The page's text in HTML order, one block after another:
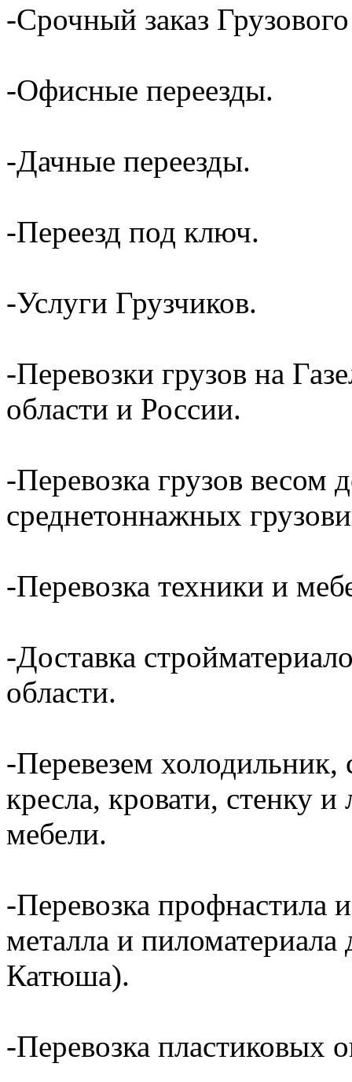
-Срочный заказ
-Офисные переезды.
-Дачные переезды.
-Переезд под ключ.
-Услуги Грузчиков.
-Перевозки грузов на
области и России.
-Перевозка грузов весом
среднетоннажных
-Перевозка техники и
-Доставка
области.
-Перевезем
кресла, кровати, стенку
мебели.
-Перевозка профнастила
металла и
Катюша).
-Перевозка пластиковых